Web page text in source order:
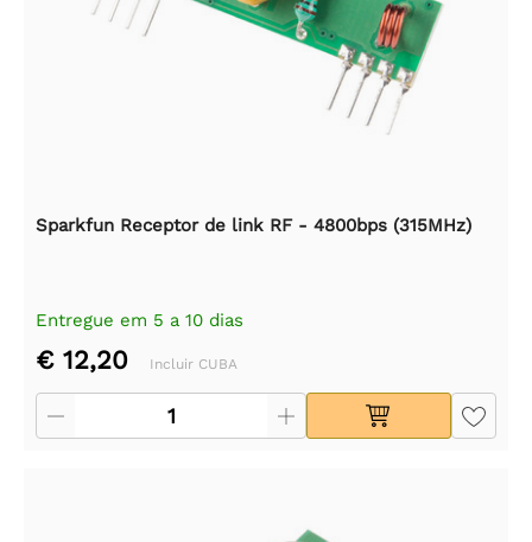
Sparkfun Receptor de link RF - 4800bps (315MHz)
Entregue em 5 a 10 dias
€ 12,20 Incluir CUBA